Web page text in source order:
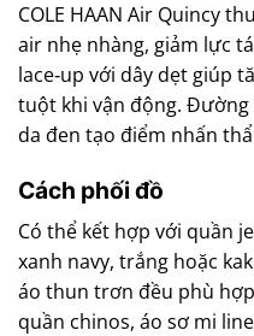
COLE HAAN Air Quincy
air nhẹ nhàng, giảm lực
lace‑up với dây dẹt giúp
tuột khi vận động.
da đen tạo điểm nhấn
Cách phối đồ
Có thể kết hợp với quần
xanh navy, trắng hoặc
áo thun trơn đều phù
quần chinos, áo sơ mi